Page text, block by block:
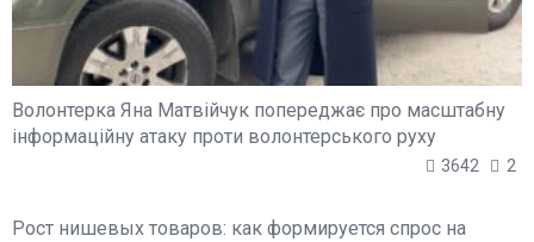
Волонтерка Яна Матвійчук попереджає про масштабну
інформаційну атаку проти волонтерського руху
3642 2
Рост нишевых товаров: как формируется спрос на